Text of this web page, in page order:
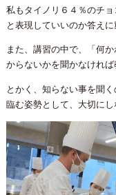
私もタイノリ６４％のチ
と表現していいのか答えに
また、講習の中で、「何
からないかを聞かなけれ
とかく、知らない事を聞
臨む姿勢として、大切にし